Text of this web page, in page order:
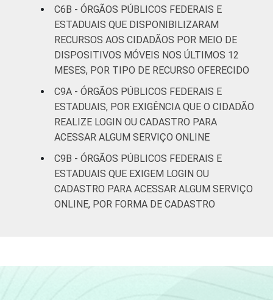
C6B - ÓRGÃOS PÚBLICOS FEDERAIS E
ESTADUAIS QUE DISPONIBILIZARAM
RECURSOS AOS CIDADÃOS POR MEIO DE
DISPOSITIVOS MÓVEIS NOS ÚLTIMOS 12
MESES, POR TIPO DE RECURSO OFERECIDO
C9A - ÓRGÃOS PÚBLICOS FEDERAIS E
ESTADUAIS, POR EXIGÊNCIA QUE O CIDADÃO
REALIZE LOGIN OU CADASTRO PARA
ACESSAR ALGUM SERVIÇO ONLINE
C9B - ÓRGÃOS PÚBLICOS FEDERAIS E
ESTADUAIS QUE EXIGEM LOGIN OU
CADASTRO PARA ACESSAR ALGUM SERVIÇO
ONLINE, POR FORMA DE CADASTRO